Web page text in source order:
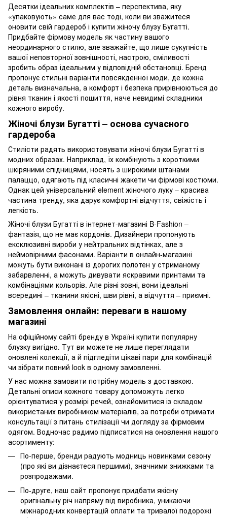
Десятки ідеальних комплектів – перспектива, яку
«упаковують» саме для вас тоді, коли ви зважитеся
оновити свій гардероб і купити жіночу блузу Бугатті.
Придбайте фірмову модель як частину вашого
неординарного стилю, але зважайте, що лише сукупність
вашої неповторної зовнішності, настрою, сміливості
зробить образ ідеальним у відповідній обстановці. Бренд
пропонує стильні варіанти повсякденної моди, де кожна
деталь визначальна, а комфорт і безпека прирівнюються до
рівня тканин і якості пошиття, наче невидимі складники
кожного виробу.
Жіночі блузи Бугатті – основа сучасного
гардероба
Стилісти радять використовувати жіночі блузи Бугатті в
модних образах. Наприклад, їх комбінують з короткими
шкіряними спідницями, носять з широкими штанами
палаццо, одягають під класичні жакети чи фірмові костюми.
Однак цей універсальний element жіночого луку – красива
частина тренду, яка дарує комфортні відчуття, свіжість і
легкість.
Жіночі блузи Бугатті в інтернет-магазині B-Fashion –
фантазія, що не має кордонів. Дизайнери пропонують
ексклюзивні вироби у нейтральних відтінках, але з
неймовірними фасонами. Варіанти в онлайн-магазині
можуть бути виконані із дорогих полотен у стриманому
забарвленні, а можуть дивувати яскравими принтами та
комбінаціями кольорів. Але різні зовні, вони ідеальні
всередині – тканини якісні, шви рівні, а відчуття – приємні.
Замовлення онлайн: переваги в нашому
магазині
На офіційному сайті бренду в Україні купити популярну
блузку вигідно. Тут ви можете не лише переглядати
оновлені колекції, а й підгледіти цікаві пари для комбінацій
чи зібрати повний look в одному замовленні.
У нас можна замовити потрібну модель з доставкою.
Детальні описи кожного товару допоможуть легко
орієнтуватися у розмірі речей, ознайомитися із складом
використаних виробником матеріалів, за потреби отримати
консультації з питань стилізації чи догляду за фірмовим
одягом. Водночас радимо підписатися на оновлення нашого
асортименту:
По-перше, бренди радують модниць новинками сезону
(про які ви дізнаєтеся першими), значними знижками та
розпродажами.
По-друге, наш сайт пропонує придбати якісну
оригінальну річ напряму від виробника, уникаючи
міжнародних конвертацій оплати та тривалої подорожі